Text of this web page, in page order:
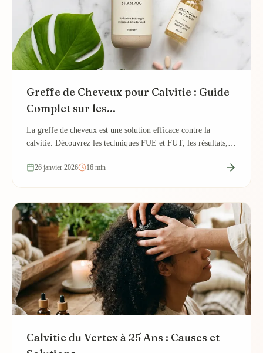
Greffe de Cheveux pour Calvitie : Guide
Complet sur les...
La greffe de cheveux est une solution efficace contre la
calvitie. Découvrez les techniques FUE et FUT, les résultats, le
26 janvier 2026 16 min
Calvitie du Vertex à 25 Ans : Causes et